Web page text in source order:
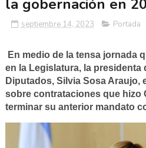
la gobernación en
septiembre 14, 2023 Portada
En medio de la tensa jornada
en la Legislatura, la presidenta
Diputados, Silvia Sosa Araujo,
sobre contrataciones que hizo
terminar su anterior mandato